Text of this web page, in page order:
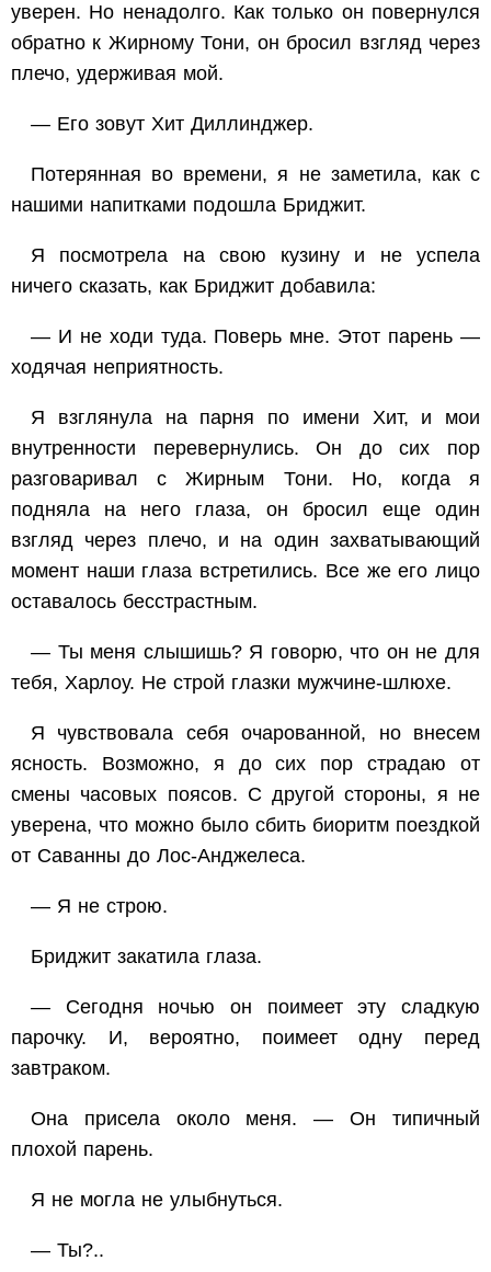
уверен. Но ненадолго. Как только он повернулся
обратно к Жирному Тони, он бросил взгляд через
плечо, удерживая мой.
— Его зовут Хит Диллинджер.
Потерянная во времени, я не заметила, как с
нашими напитками подошла Бриджит.
Я посмотрела на свою кузину и не успела
ничего сказать, как Бриджит добавила:
— И не ходи туда. Поверь мне. Этот парень —
ходячая неприятность.
Я взглянула на парня по имени Хит, и мои
внутренности перевернулись. Он до сих пор
разговаривал с Жирным Тони. Но, когда я
подняла на него глаза, он бросил еще один
взгляд через плечо, и на один захватывающий
момент наши глаза встретились. Все же его лицо
оставалось бесстрастным.
— Ты меня слышишь? Я говорю, что он не для
тебя, Харлоу. Не строй глазки мужчине-шлюхе.
Я чувствовала себя очарованной, но внесем
ясность. Возможно, я до сих пор страдаю от
смены часовых поясов. С другой стороны, я не
уверена, что можно было сбить биоритм поездкой
от Саванны до Лос-Анджелеса.
— Я не строю.
Бриджит закатила глаза.
— Сегодня ночью он поимеет эту сладкую
парочку. И, вероятно, поимеет одну перед
завтраком.
Она присела около меня. — Он типичный
плохой парень.
Я не могла не улыбнуться.
— Ты?..